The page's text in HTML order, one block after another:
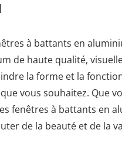
à battants en
de haute qualité,
la forme et la
vous souhaitez. Que
fenêtres à battants en
de la beauté et de la